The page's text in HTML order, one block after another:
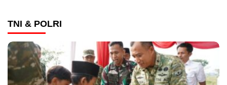
TNI & POLRI